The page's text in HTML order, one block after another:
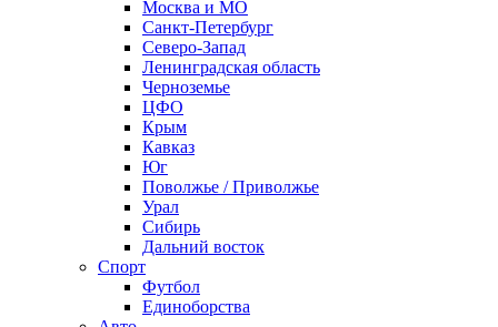
Москва и МО
Санкт-Петербург
Северо-Запад
Ленинградская область
Черноземье
ЦФО
Крым
Кавказ
Юг
Поволжье / Приволжье
Урал
Сибирь
Дальний восток
Спорт
Футбол
Единоборства